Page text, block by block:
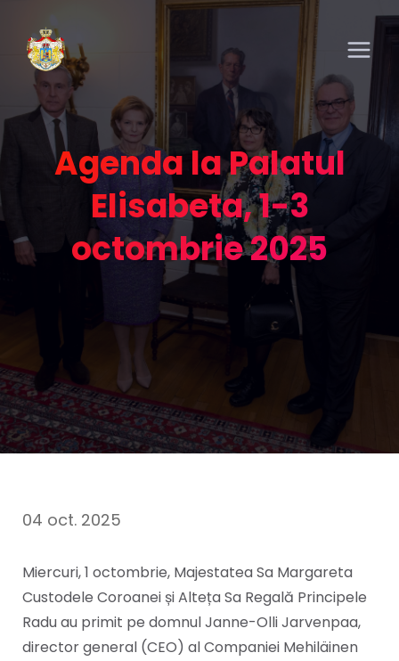
Agenda la Palatul
Elisabeta, 1-3
octombrie 2025
04 oct. 2025
Miercuri, 1 octombrie, Majestatea Sa Margareta
Custodele Coroanei și Alteța Sa Regală Principele
Radu au primit pe domnul Janne-Olli Jarvenpaa,
director general (CEO) al Companiei Mehiläinen